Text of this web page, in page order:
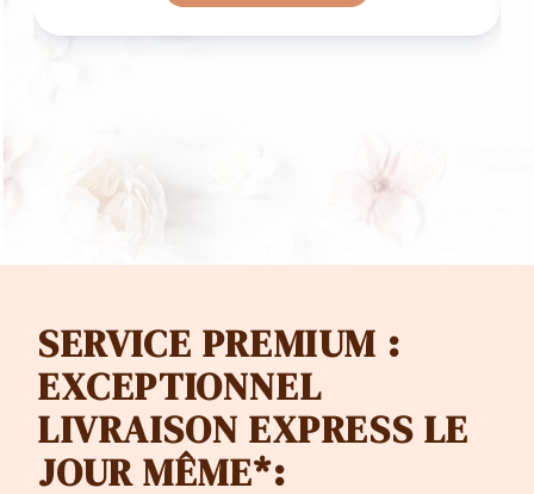
CHF
SERVICE PREMIUM :
EXCEPTIONNEL
LIVRAISON EXPRESS LE
JOUR MÊME*: